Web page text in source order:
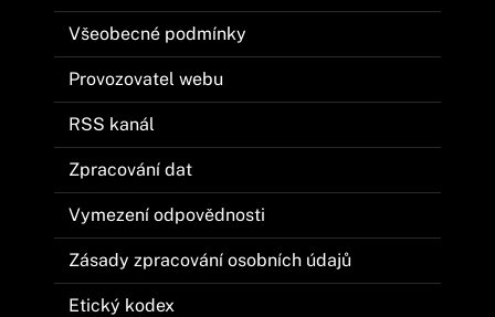
Všeobecné podmínky
Provozovatel webu
RSS kanál
Zpracování dat
Vymezení odpovědnosti
Zásady zpracování osobních údajů
Etický kodex